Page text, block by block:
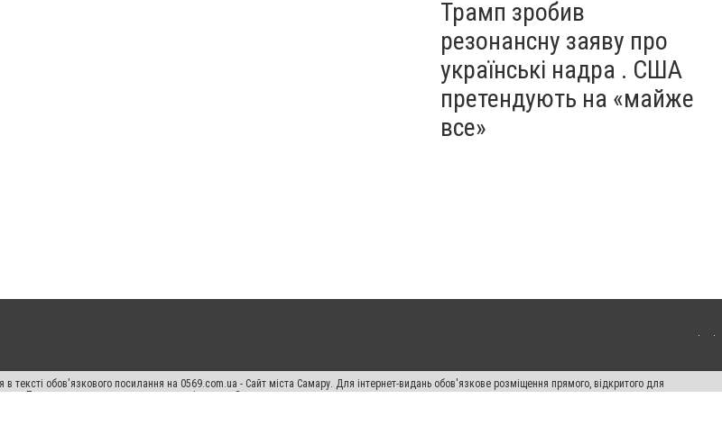
Трамп зробив
резонансну заяву про
українські надра . США
претендують на «майже
все»
тексті обов'язкового посилання на 0569.com.ua - Сайт міста Самару. Для інтернет-видань обов'язкове розміщення прямого, відкритого для
Порушення виняткових прав переслідується Законом.